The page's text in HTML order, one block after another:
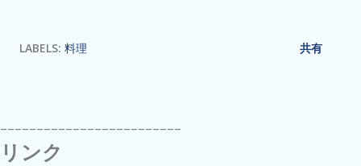
LABELS: 料理 共有
-------------------------
リンク